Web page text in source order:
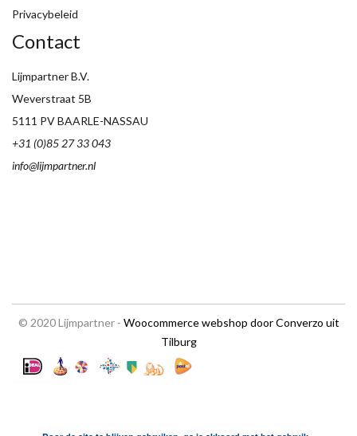
Privacybeleid
Contact
Lijmpartner B.V.
Weverstraat 5B
5111 PV BAARLE-NASSAU
+31 (0)85 27 33 043
info@lijmpartner.nl
© 2020 Lijmpartner - Woocommerce webshop door Converzo uit
Tilburg